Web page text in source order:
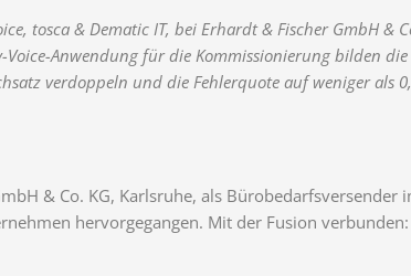
tosca & Dematic IT, bei Erhardt & Fischer GmbH &
Voice-Anwendung für die Kommissionierung bilden
verdoppeln und die Fehlerquote auf weniger als
& Co. KG, Karlsruhe, als
hervorgegangen. Mit der Fusion